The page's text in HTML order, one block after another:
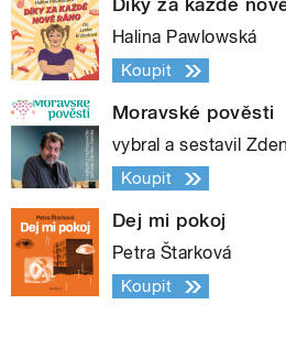
Díky za každé
Halina Pawlowská
Koupit
Moravské pověsti
vybral a sestavil
Koupit
Dej mi pokoj
Petra Štarková
Koupit